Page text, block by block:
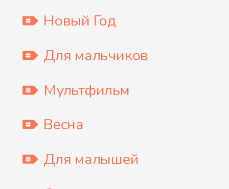
Новый Год
Для мальчиков
Мультфильм
Весна
Для малышей